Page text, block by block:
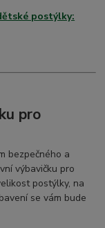
postýlky:
pro
bezpečného a
výbavičku pro
postýlky, na
se vám bude